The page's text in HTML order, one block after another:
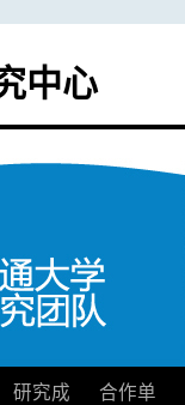
中心
研究成
合作单